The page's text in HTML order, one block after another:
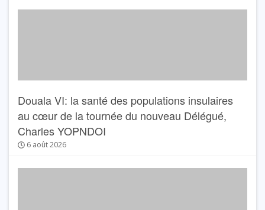
Douala VI: la santé des populations insulaires
au cœur de la tournée du nouveau Délégué,
Charles YOPNDOI
6 août 2026